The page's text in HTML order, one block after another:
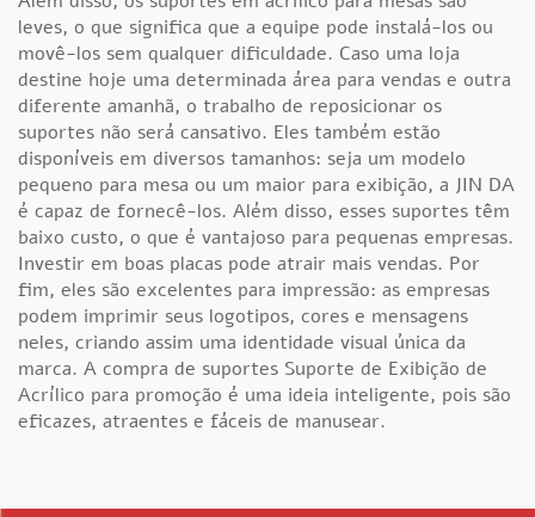
leves, o que significa que a equipe pode instalá-los ou
movê-los sem qualquer dificuldade. Caso uma loja
destine hoje uma determinada área para vendas e outra
diferente amanhã, o trabalho de reposicionar os
suportes não será cansativo. Eles também estão
disponíveis em diversos tamanhos: seja um modelo
pequeno para mesa ou um maior para exibição, a JIN DA
é capaz de fornecê-los. Além disso, esses suportes têm
baixo custo, o que é vantajoso para pequenas empresas.
Investir em boas placas pode atrair mais vendas. Por
fim, eles são excelentes para impressão: as empresas
podem imprimir seus logotipos, cores e mensagens
neles, criando assim uma identidade visual única da
marca. A compra de suportes Suporte de Exibição de
Acrílico para promoção é uma ideia inteligente, pois são
eficazes, atraentes e fáceis de manusear.